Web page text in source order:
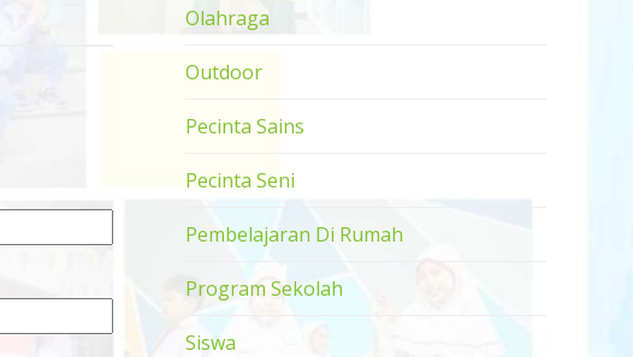
Olahraga
Outdoor
Pecinta Sains
Pecinta Seni
Pembelajaran Di Rumah
Program Sekolah
Siswa